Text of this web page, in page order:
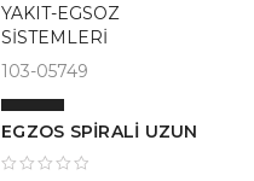
YAKIT-EGSOZ
SİSTEMLERİ
103-05749
EGZOS SPİRALİ UZUN